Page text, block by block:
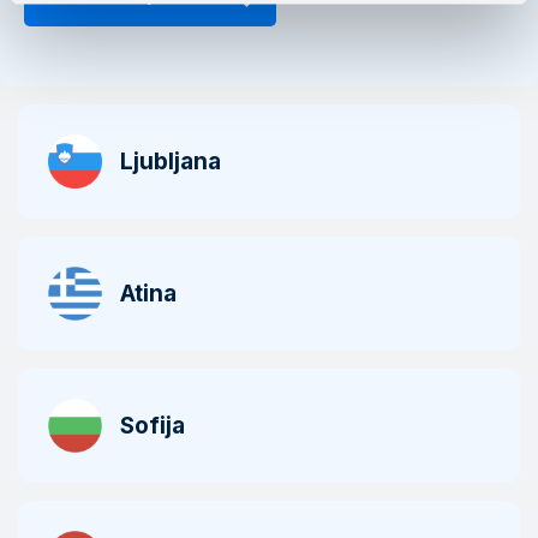
Ljubljana
Atina
Sofija